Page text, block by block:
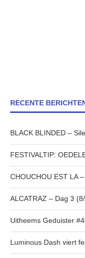
RECENTE
BLACK BLINDED –
FESTIVALTIP:
CHOUCHOU EST LA
ALCATRAZ – Dag 3
Uitheems Geduister
Luminous Dash viert